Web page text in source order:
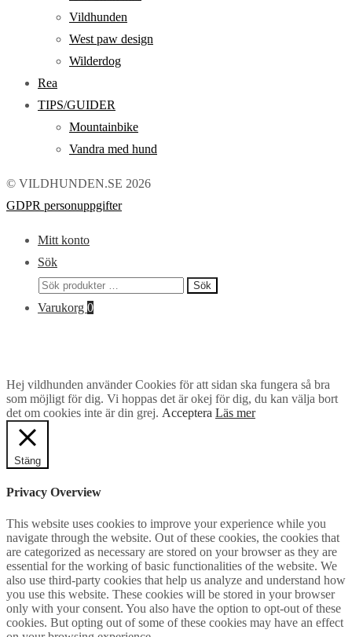
Vildhunden
West paw design
Wilderdog
Rea
TIPS/GUIDER
Mountainbike
Vandra med hund
© VILDHUNDEN.SE 2026
GDPR personuppgifter
Mitt konto
Sök
Sök
efter:
Sök
Varukorg 0
Hej vildhunden använder Cookies för att sidan ska fungera så bra
som möjligt för dig. Vi hoppas det är okej för dig, du kan välja bort
det om cookies inte är din grej. Acceptera Läs mer
Stäng
Privacy Overview
This website uses cookies to improve your experience while you
navigate through the website. Out of these cookies, the cookies that
are categorized as necessary are stored on your browser as they are
essential for the working of basic functionalities of the website. We
also use third-party cookies that help us analyze and understand how
you use this website. These cookies will be stored in your browser
only with your consent. You also have the option to opt-out of these
cookies. But opting out of some of these cookies may have an effect